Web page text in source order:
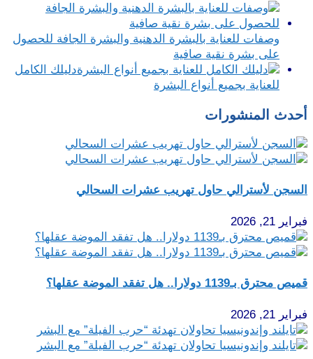
وصفات للعناية بالبشرة الدهنية والبشرة الجافة للحصول
على بشرة نقية صافية
دليلك الكامل
للعناية بجميع أنواع البشرة
أحدث المنشورات
السجن لأسترالي حاول تهريب عشرات السحالي
فبراير 21, 2026
قميص محترق بـ1139 دولارا.. هل تفقد الموضة عقلها؟
فبراير 21, 2026